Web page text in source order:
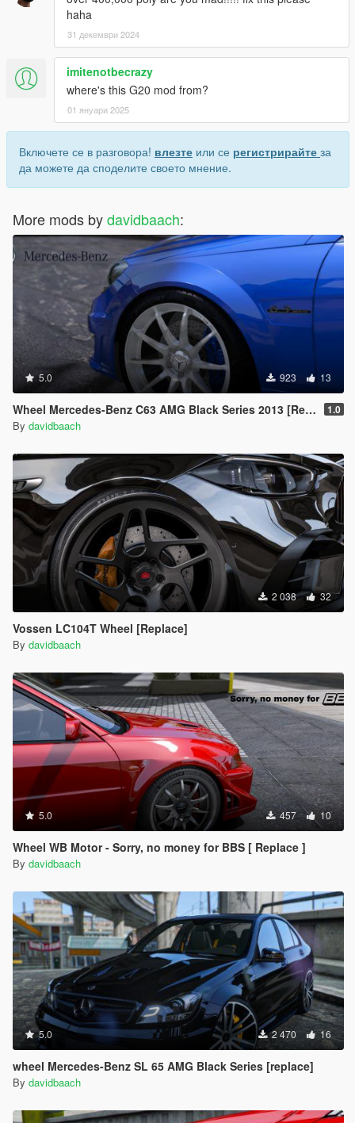
haha
31 декември 2024
imitenotbecrazy
where's this G20 mod from?
01 януари 2025
Включете се в разговора! влезте или се регистрирайте за
да можете да споделите своето мнение.
More mods bydavidbaach:
5.0 923 13
Wheel Mercedes-Benz C63 AMG Black Series 2013 [Replace] 1.0
By davidbaach
2 038 32
Vossen LC104T Wheel [Replace]
By davidbaach
5.0 457 10
Wheel WB Motor - Sorry, no money for BBS [ Replace ]
By davidbaach
5.0 2 470 16
wheel Mercedes-Benz SL 65 AMG Black Series [replace]
By davidbaach